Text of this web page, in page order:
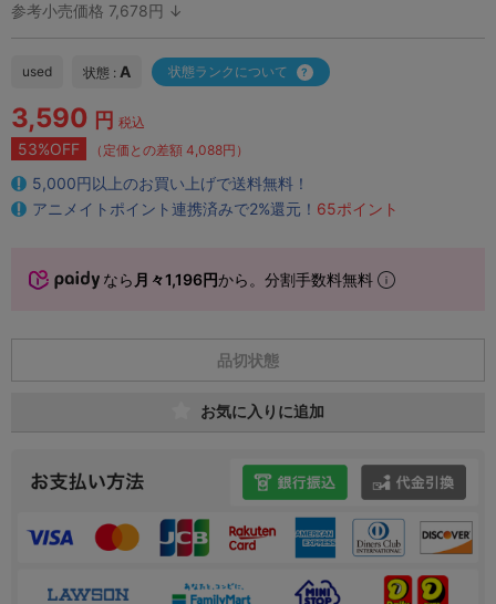
参考小売価格 7,678円 ↓
used 状態 : A 状態ランクについて
3,590 円 税込
53%OFF （定価との差額 4,088円）
5,000円以上のお買い上げで送料無料！
アニメイトポイント連携済みで2%還元！ 65ポイント
なら 月々1,196円から。分割手数料無料
品切状態
お気に入りに追加